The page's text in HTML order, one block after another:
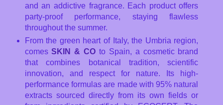
and an addictive fragrance. Each product offers
party-proof performance, staying flawless
throughout the summer.
From the green heart of Italy, the Umbria region,
comesSKIN & CO to Spain, a cosmetic brand
that combines botanical tradition, scientific
innovation, and respect for nature. Its high-
performance formulas are made with 95% natural
extracts sourced directly from its own fields or